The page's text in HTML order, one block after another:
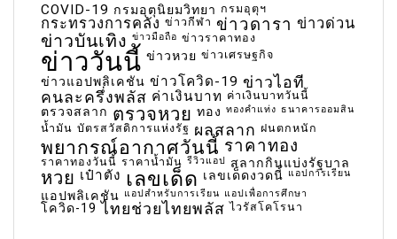
COVID-19 กรมอุตุนิยมวิทยา กรมอุตุฯ
กระทรวงการคลัง ข่าวกีฬา ข่าวดารา ข่าวด่วน
ข่าวบันเทิง ข่าวมือถือ ข่าวราคาทอง
ข่าววันนี้ ข่าวหวย ข่าวเศรษฐกิจ
ข่าวแอปพลิเคชัน ข่าวโควิด-19 ข่าวไอที
คนละครึ่งพลัส ค่าเงินบาท ค่าเงินบาทวันนี้
ตรวจสลาก ตรวจหวย ทอง ทองคำแท่ง ธนาคารออมสิน
น้ำมัน บัตรสวัสดิการแห่งรัฐ ผลสลาก ฝนตกหนัก
พยากรณ์อากาศวันนี้ ราคาทอง
ราคาทองวันนี้ ราคาน้ำมัน รีวิวแอป สลากกินแบ่งรัฐบาล
หวย เป๋าตัง เลขเด็ด เลขเด็ดงวดนี้ แอปการเรียน
แอปพลิเคชัน แอปสำหรับการเรียน แอปเพื่อการศึกษา
โควิด-19 ไทยช่วยไทยพลัส ไวรัสโคโรนา